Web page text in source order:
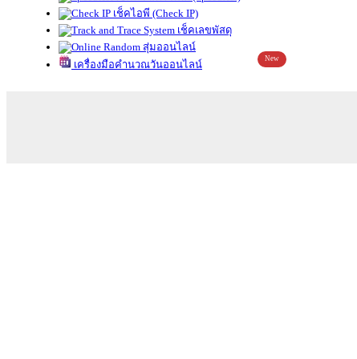
เช็คไอพี (Check IP)
เช็คเลขพัสดุ
สุ่มออนไลน์
เครื่องมือคำนวณวันออนไลน์
New